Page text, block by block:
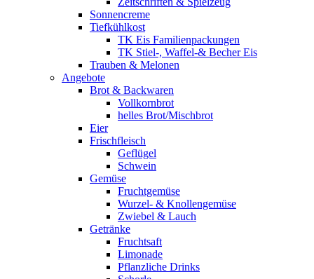
Sonnencreme
Tiefkühlkost
TK Eis Familienpackungen
TK Stiel-, Waffel-& Becher Eis
Trauben & Melonen
Angebote
Brot & Backwaren
Vollkornbrot
helles Brot/Mischbrot
Eier
Frischfleisch
Geflügel
Schwein
Gemüse
Fruchtgemüse
Wurzel- & Knollengemüse
Zwiebel & Lauch
Getränke
Fruchtsaft
Limonade
Pflanzliche Drinks